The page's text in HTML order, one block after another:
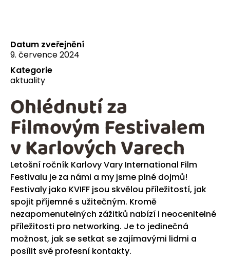
Datum zveřejnění
9. července 2024
Kategorie
aktuality
Letošní ročník Karlovy Vary International Film
Festivalu je za námi a my jsme plné dojmů!
Festivaly jako KVIFF jsou skvělou příležitostí, jak
spojit příjemné s užitečným. Kromě
nezapomenutelných zážitků nabízí i neocenitelné
příležitosti pro networking. Je to jedinečná
možnost, jak se setkat se zajímavými lidmi a
posílit své profesní kontakty.
Ohlédnutí za
Filmovým Festivalem
v Karlových Varech